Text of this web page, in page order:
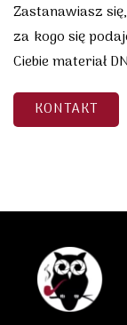
Zastanawiasz
za kogo się
Ciebie materiał
KONTAKT